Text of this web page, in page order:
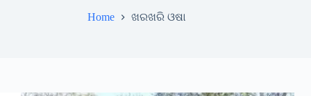
Home ଖରଖରି ଓଷା